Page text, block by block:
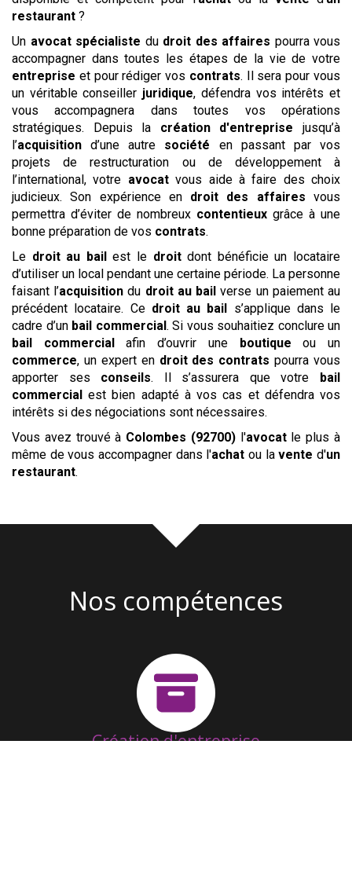
restaurant ?
Un avocat spécialiste du droit des affaires pourra vous
accompagner dans toutes les étapes de la vie de votre
entreprise et pour rédiger vos contrats. Il sera pour vous
un véritable conseiller juridique, défendra vos intérêts et
vous accompagnera dans toutes vos opérations
stratégiques. Depuis la création d'entreprise jusqu’à
l’acquisition d’une autre société en passant par vos
projets de restructuration ou de développement à
l’international, votre avocatvous aide à faire des choix
judicieux. Son expérience en droit des affaires vous
permettra d’éviter de nombreux contentieux grâce à une
bonne préparation de vos contrats.
Le droit au bail est le droitdont bénéficie un locataire
d’utiliser un local pendant une certaine période. La personne
faisant l’acquisition du droit au bail verse un paiement au
précédent locataire. Ce droit au bail
s’applique dans le
cadre d’un bail commercial . Si vous souhaitiez conclure un
bail commercial
afin d’ouvrir une boutique ou un
commerce, un expert en droit des contrats pourra vous
apporter ses conseils. Il s’assurera que votre
bail
commercial est bien adapté à vos cas et défendra vos
intérêts si des négociations sont nécessaires.
Vous avez trouvé à Colombes (92700)l'avocatle plus à
même de vous accompagner dans l'achat ou lavented'un
restaurant.
Nos compétences
Création d'entreprise